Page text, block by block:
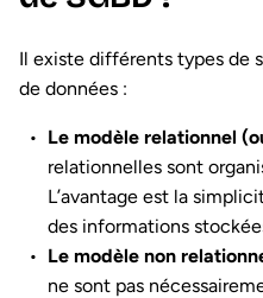
Il existe différents types de
de données :
Le modèle relationnel
relationnelles sont
L’avantage est la
des informations
Le modèle non
ne sont pas